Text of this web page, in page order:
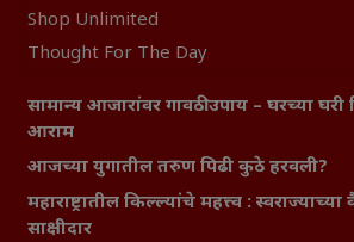
Shop Unlimited
Thought For The Day
सामान्य आजारांवर गावठी उपाय – घरच्या घरी
आराम
आजच्या युगातील तरुण पिढी कुठे हरवली?
महाराष्ट्रातील किल्ल्यांचे महत्त्व :
साक्षीदार